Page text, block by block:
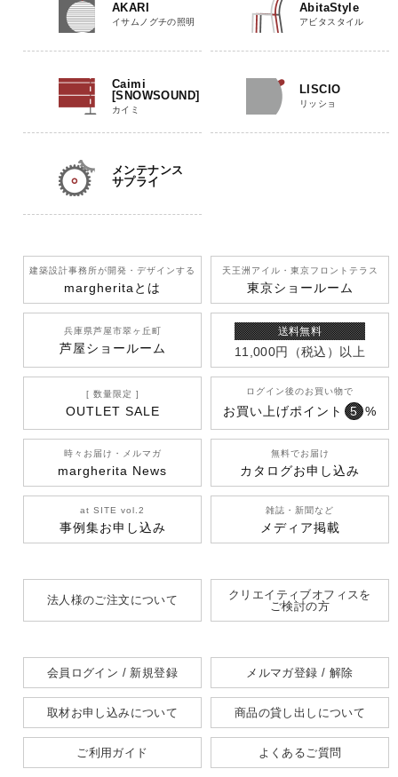
AKARI
イサムノグチの照明
AbitaStyle
アビタスタイル
Caimi
[SNOWSOUND]
カイミ
LISCIO
リッショ
メンテナンス
サプライ
建築設計事務所が開発 ・デザインする
margherita とは
天王洲アイル ・東京フロントテラス
東京ショールーム
兵庫県芦屋市翠ヶ丘町
芦屋ショールーム
送料無料
11,000円 （税込） 以上
[ 数量限定 ]
OUTLET SALE
ログイン後のお買い物で
お買い上げポイント 5 %
時々お届け・メルマガ
margherita News
無料でお届け
カタログお申し込み
at SITE vol.2
事例集お申し込み
雑誌・新聞など
メディア掲載
法人様のご注文について
クリエイティブオフィスを
ご検討の方
会員ログイン / 新規登録 メルマガ登録 / 解除
取材お申し込みについて 商品の貸し出しについて
ご利用ガイド よくあるご質問